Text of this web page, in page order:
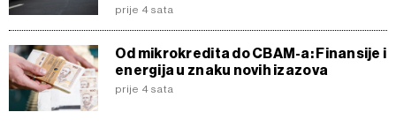
prije 4 sata
Od mikrokredita do CBAM-a: Finansije i
energija u znaku novih izazova
prije 4 sata